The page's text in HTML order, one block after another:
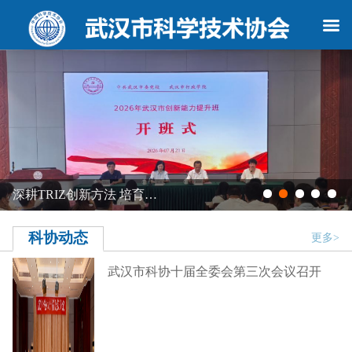
深耕TRIZ创新方法 培育…
更多>
科协动态
武汉市科协十届全委会第三次会议召开